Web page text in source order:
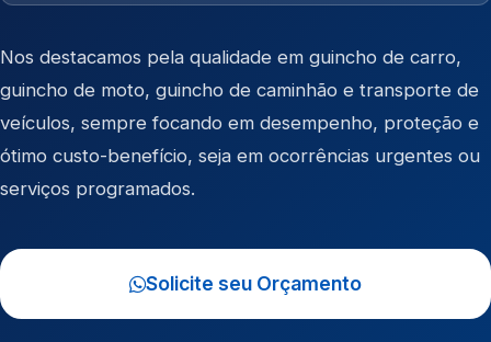
Nos destacamos pela qualidade em guincho de carro,
guincho de moto, guincho de caminhão e transporte de
veículos, sempre focando em desempenho, proteção e
ótimo custo-benefício, seja em ocorrências urgentes ou
serviços programados.
Solicite seu Orçamento